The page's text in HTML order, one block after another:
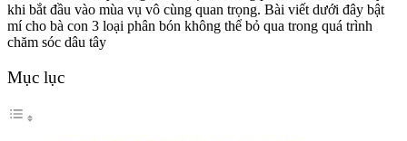
khi bắt đầu vào mùa vụ vô cùng quan trọng. Bài viết dưới đây bật
mí cho bà con 3 loại phân bón không thể bỏ qua trong quá trình
chăm sóc dâu tây
Mục lục